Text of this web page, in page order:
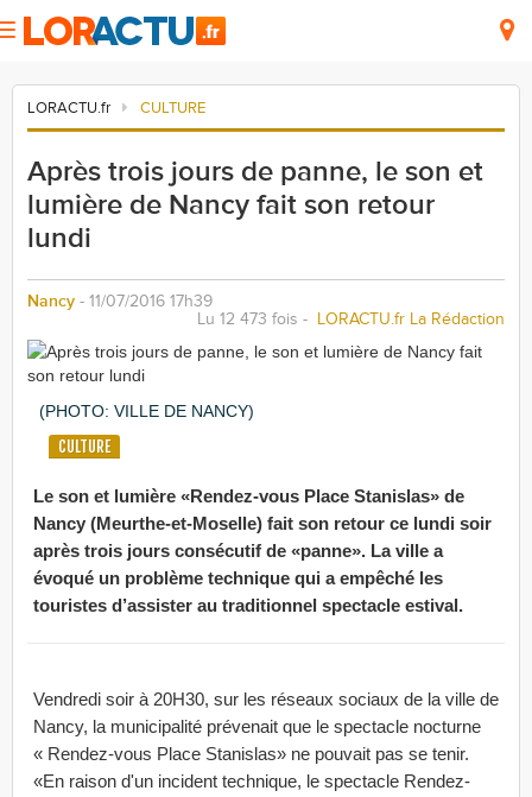
LORACTU.fr CULTURE
Après trois jours de panne, le son et
lumière de Nancy fait son retour
lundi
Nancy - 11/07/2016 17h39
Lu 12 473 fois - LORACTU.fr La Rédaction
CULTURE
(PHOTO: VILLE DE NANCY)
Le son et lumière «Rendez-vous Place Stanislas» de
Nancy (Meurthe-et-Moselle) fait son retour ce lundi soir
après trois jours consécutif de «panne». La ville a
évoqué un problème technique qui a empêché les
touristes d’assister au traditionnel spectacle estival.
Vendredi soir à 20H30, sur les réseaux sociaux de la ville de
Nancy, la municipalité prévenait que le spectacle nocturne
« Rendez-vous Place Stanislas» ne pouvait pas se tenir.
«En raison d'un incident technique, le spectacle Rendez-